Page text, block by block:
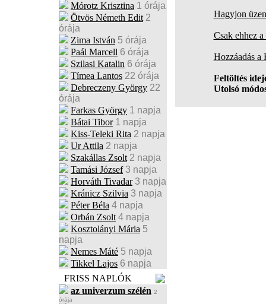
Mórotz Krisztina 1 órája
Ötvös Németh Edit 2
órája
Zima István 5 órája
Paál Marcell 6 órája
Szilasi Katalin 6 órája
Tímea Lantos 22 órája
Debreczeny György 22
órája
Farkas György 1 napja
Bátai Tibor 1 napja
Kiss-Teleki Rita 2 napja
Ur Attila 2 napja
Szakállas Zsolt 2 napja
Tamási József 3 napja
Horváth Tivadar 3 napja
Kránicz Szilvia 3 napja
Péter Béla 4 napja
Orbán Zsolt 4 napja
Kosztolányi Mária 5
napja
Nemes Máté 5 napja
Tikkel Lajos 6 napja
FRISS NAPLÓK
az univerzum szélén 2
órája
Hagyjon
Csak ehhez
Hozzáadás
Feltöltés
Utolsó